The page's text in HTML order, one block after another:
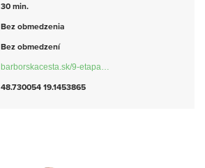
30 min.
Bez obmedzenia
Bez obmedzení
barborskacesta.sk/9-etapa…
48.730054 19.1453865